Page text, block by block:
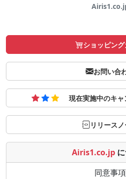
ショッピング
お問い合
現在実施中のキ
リリースノ
Airis1.co.jp
同意事項